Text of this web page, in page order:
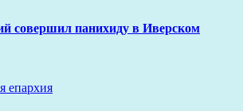
совершил панихиду в Иверском
епархия